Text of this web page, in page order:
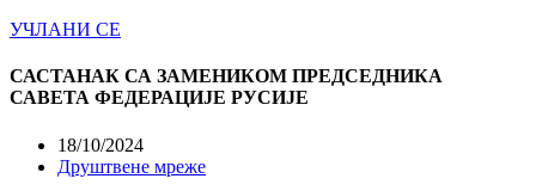
УЧЛАНИ СЕ
САСТАНАК СА ЗАМЕНИКОМ ПРЕДСЕДНИКА
САВЕТА ФЕДЕРАЦИЈЕ РУСИЈЕ
18/10/2024
Друштвене мреже